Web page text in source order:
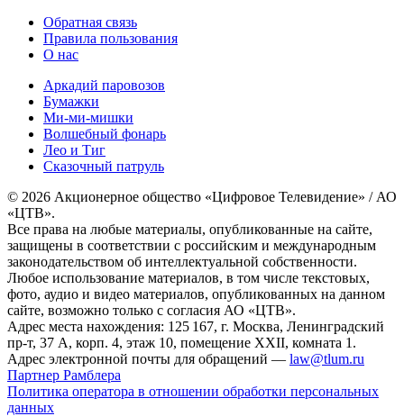
Обратная связь
Правила пользования
О нас
Аркадий паровозов
Бумажки
Ми-ми-мишки
Волшебный фонарь
Лео и Тиг
Сказочный патруль
© 2026 Акционерное общество «Цифровое Телевидение» / АО
«ЦТВ».
Все права на любые материалы, опубликованные на сайте,
защищены в соответствии с российским и международным
законодательством об интеллектуальной собственности.
Любое использование материалов, в том числе текстовых,
фото, аудио и видео материалов, опубликованных на данном
сайте, возможно только с согласия АО «ЦТВ».
Адрес места нахождения: 125 167, г. Москва, Ленинградский
пр-т, 37 А, корп. 4, этаж 10, помещение XXII, комната 1.
Адрес электронной почты для обращений — law@tlum.ru
Партнер Рамблера
Политика оператора в отношении обработки персональных
данных